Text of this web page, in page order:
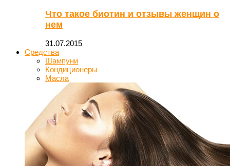
Что такое биотин и отзывы женщин о
нем
31.07.2015
Средства
Шампуни
Кондиционеры
Масла